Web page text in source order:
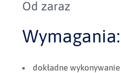
Od zaraz
Wymagania:
dokładne